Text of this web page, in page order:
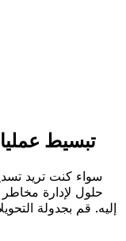
تبسيط
سواء كنت تريد
حلول لإدارة مخاطر